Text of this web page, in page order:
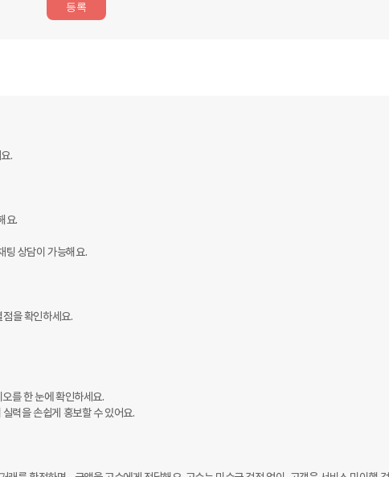
등록
.
요.
팅 상담이 가능해요.
을 확인하세요.
를 한 눈에 확인하세요.
력을 손쉽게 홍보할 수 있어요.